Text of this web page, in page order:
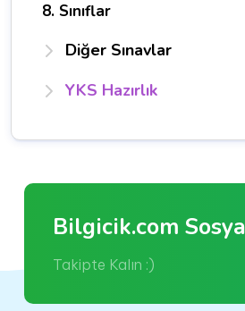
8. Sınıflar
Diğer Sınavlar
YKS Hazırlık
Bilgicik.com
Takipte Kalın :)